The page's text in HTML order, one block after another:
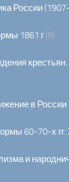
России (1907-
1861 г (8)
в России
60-70-х гг.
и